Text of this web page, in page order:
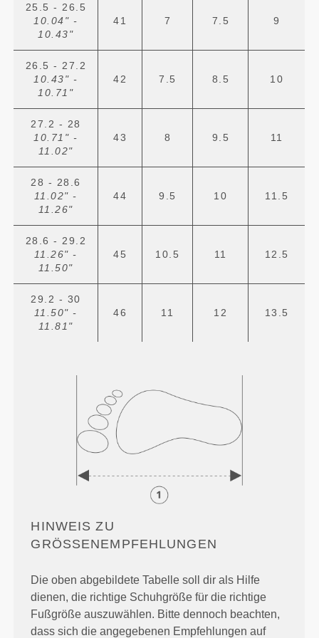
25.5 - 26.5
10.04" -
10.43"
41 7 7.5 9
26.5 - 27.2
10.43" -
10.71"
42 7.5 8.5 10
27.2 - 28
10.71" -
11.02"
43 8 9.5 11
28 - 28.6
11.02" -
11.26"
44 9.5 10 11.5
28.6 - 29.2
11.26" -
11.50"
45 10.5 11 12.5
29.2 - 30
11.50" -
11.81"
46 11 12 13.5
HINWEIS ZU
GRÖSSENEMPFEHLUNGEN
Die oben abgebildete Tabelle soll dir als Hilfe
dienen, die richtige Schuhgröße für die richtige
Fußgröße auszuwählen. Bitte dennoch beachten,
dass sich die angegebenen Empfehlungen auf